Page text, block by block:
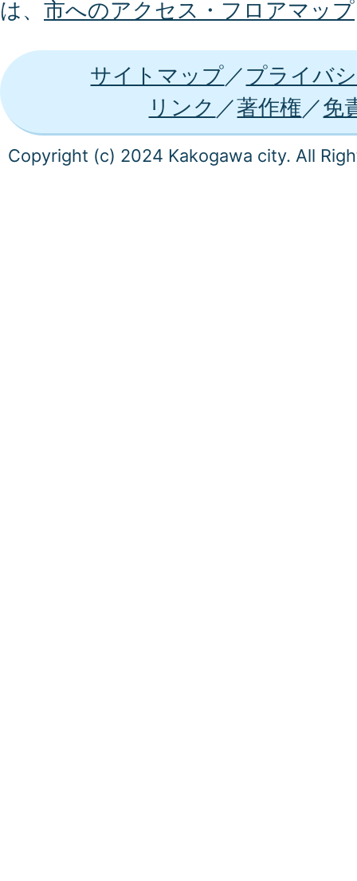
は、 市へのアクセス・フロアマップ
サイトマップ
プライバ
リンク
著作権 免
Copyright (c) 2024 Kakogawa city. All